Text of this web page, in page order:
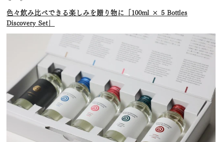
色々飲み比べできる楽しみを贈り物に「100ml × 5 Bottles
Discovery Set」